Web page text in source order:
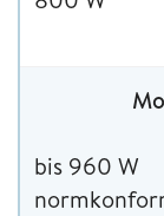
bis 960 W